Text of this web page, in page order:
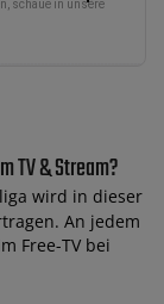
schaue in unsere
TV & Stream?
wird in dieser
An jedem
Free-TV bei